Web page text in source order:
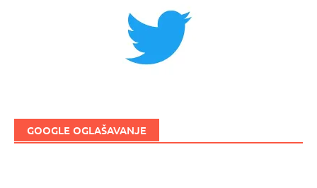
GOOGLE OGLAŠAVANJE